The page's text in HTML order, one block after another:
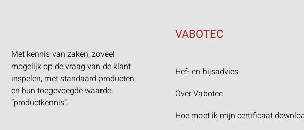
Met kennis van zaken, zoveel
mogelijk op de vraag van de klant
inspelen, met standaard producten
en hun toegevoegde waarde,
“productkennis”.
VABOTEC
Hef- en hijsadvies
Over Vabotec
Hoe moet ik mijn certificaat